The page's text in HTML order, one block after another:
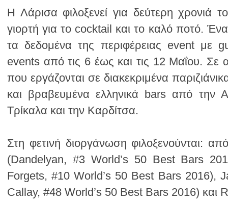
Τρίκαλα και την Καρδίτσα.